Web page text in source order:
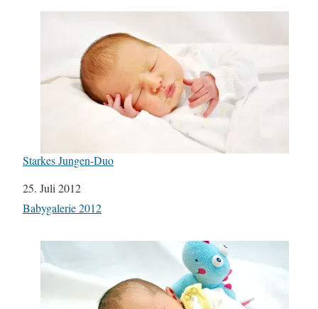
Starkes Jungen-Duo
Datum
25. Juli 2012
In Bezug auf
Babygalerie 2012